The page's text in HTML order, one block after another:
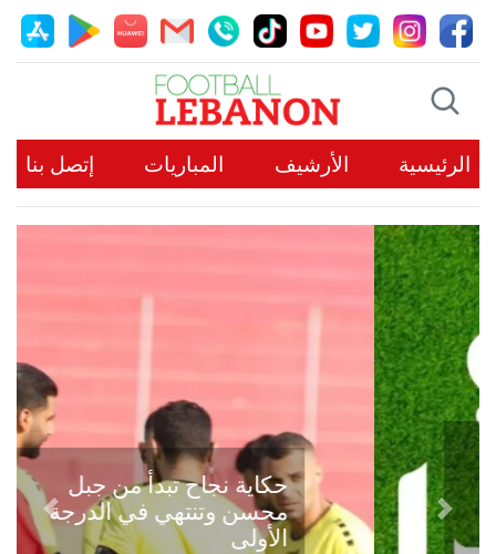
الرئيسية الأرشيف المباريات إتصل بنا
حكاية نجاح تبدأ من جبل
محسن وتنتهي في الدرجة
الأولىPrevious
Next